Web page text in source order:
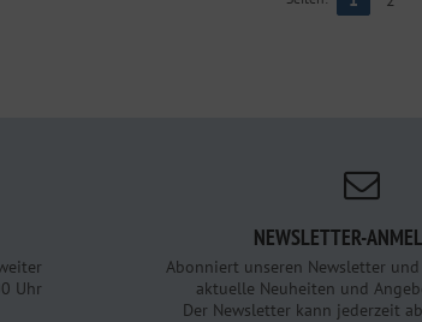
Uhr
NEWSLETTER-
Abonniert unseren Newsletter
aktuelle Neuheiten und
Der Newsletter kann jederzeit